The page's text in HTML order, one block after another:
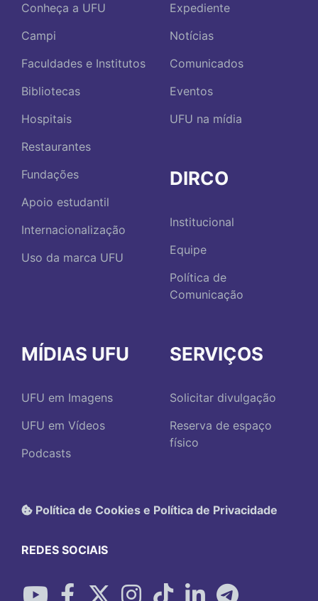
Conheça a UFU
Campi
Faculdades e Institutos
Bibliotecas
Hospitais
Restaurantes
Fundações
Apoio estudantil
Internacionalização
Uso da marca UFU
Expediente
Notícias
Comunicados
Eventos
UFU na mídia
DIRCO
Institucional
Equipe
Política de
Comunicação
MÍDIAS UFU
UFU em Imagens
UFU em Vídeos
Podcasts
SERVIÇOS
Solicitar divulgação
Reserva de espaço
físico
Política de Cookies e Política de Privacidade
REDES SOCIAIS